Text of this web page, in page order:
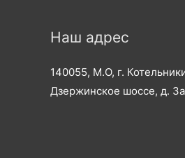
Наш адрес
140055, М.О, г.
Дзержинское шоссе, д.